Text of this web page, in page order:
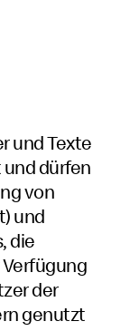
und Texte
dürfen
von
und
die
der
genutzt